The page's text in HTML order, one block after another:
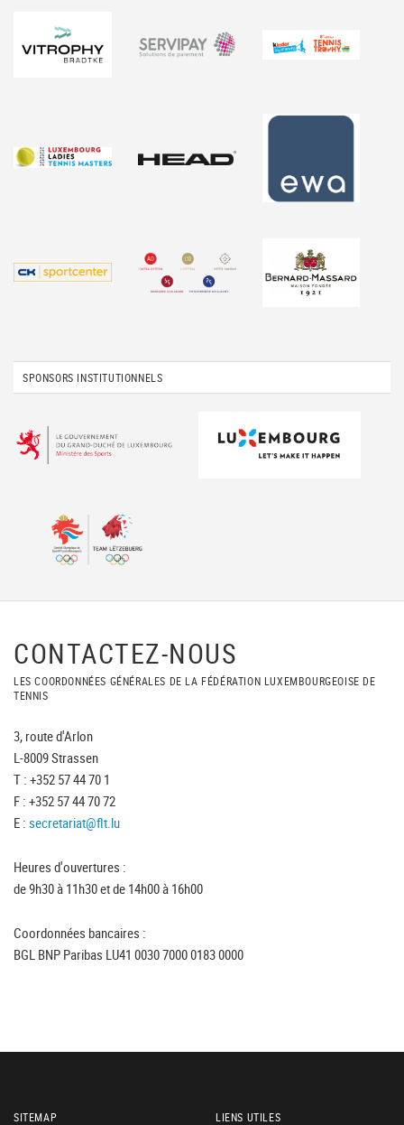
SPONSORS INSTITUTIONNELS
CONTACTEZ-NOUS
LES COORDONNÉES GÉNÉRALES DE LA FÉDÉRATION LUXEMBOURGEOISE DE
TENNIS
3, route d'Arlon
L-8009 Strassen
T : +352 57 44 70 1
F : +352 57 44 70 72
E : secretariat@flt.lu
Heures d'ouvertures :
de 9h30 à 11h30 et de 14h00 à 16h00
Coordonnées bancaires :
BGL BNP Paribas LU41 0030 7000 0183 0000
SITEMAP LIENS UTILES